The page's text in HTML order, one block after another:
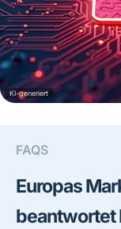
KI-generiert
FAQS
Europas
beantwortet